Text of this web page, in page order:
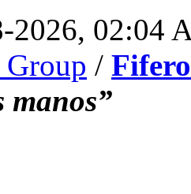
2026, 02:04
/
manos”